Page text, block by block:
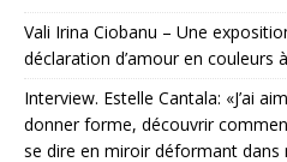
Vali Irina Ciobanu – Une
déclaration d’amour en couleurs
Interview. Estelle Cantala: «J’ai
donner forme, découvrir
se dire en miroir déformant dans